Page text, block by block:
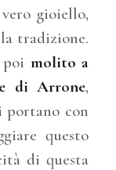
gioiello,
tradizione.
molito a
di Arrone,
con
questo
di questa